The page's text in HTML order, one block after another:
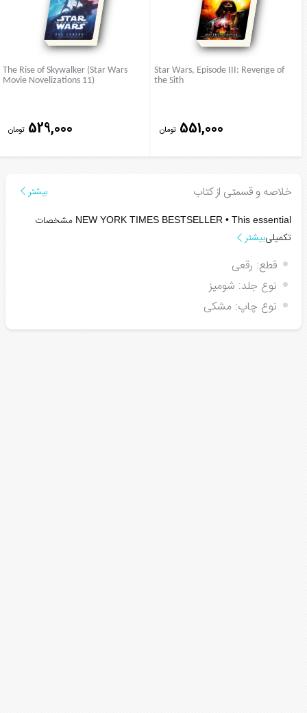
Star Wars, Episode III: Revenge of
the Sith
551,000 تومان
The Rise of Skywalker (Star Wars
Movie Novelizations 11)
529,000 تومان
خلاصه و قسمتی از کتاب بیشتر
NEW YORK TIMES BESTSELLER • This essential
مشخصات
تکمیلیبیشتر
قطع: رقعی
نوع جلد: شومیز
نوع چاپ: مشکی